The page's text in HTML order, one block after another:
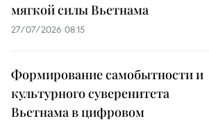
мягкой силы Вьетнама
27/07/2026 08:15
Формирование самобытности и
культурного суверенитета
Вьетнама в цифровом